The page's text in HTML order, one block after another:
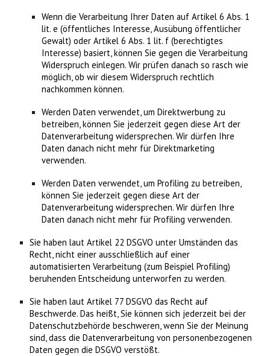
Wenn die Verarbeitung Ihrer Daten auf Artikel 6 Abs. 1
lit. e (öffentliches Interesse, Ausübung öffentlicher
Gewalt) oder Artikel 6 Abs. 1 lit. f (berechtigtes
Interesse) basiert, können Sie gegen die Verarbeitung
Widerspruch einlegen. Wir prüfen danach so rasch wie
möglich, ob wir diesem Widerspruch rechtlich
nachkommen können.
Werden Daten verwendet, um Direktwerbung zu
betreiben, können Sie jederzeit gegen diese Art der
Datenverarbeitung widersprechen. Wir dürfen Ihre
Daten danach nicht mehr für Direktmarketing
verwenden.
Werden Daten verwendet, um Profiling zu betreiben,
können Sie jederzeit gegen diese Art der
Datenverarbeitung widersprechen. Wir dürfen Ihre
Daten danach nicht mehr für Profiling verwenden.
Sie haben laut Artikel 22 DSGVO unter Umständen das
Recht, nicht einer ausschließlich auf einer
automatisierten Verarbeitung (zum Beispiel Profiling)
beruhenden Entscheidung unterworfen zu werden.
Sie haben laut Artikel 77 DSGVO das Recht auf
Beschwerde. Das heißt, Sie können sich jederzeit bei der
Datenschutzbehörde beschweren, wenn Sie der Meinung
sind, dass die Datenverarbeitung von personenbezogenen
Daten gegen die DSGVO verstößt.